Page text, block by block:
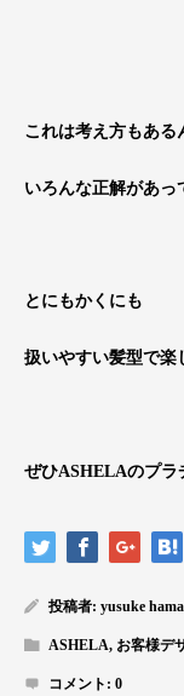
これは考え方もある
いろんな正解があっ
とにもかくにも
扱いやすい髪型で楽
ぜひASHELAのプラ
投稿者: yusuke hama
ASHELA, お客様デ
コメント: 0